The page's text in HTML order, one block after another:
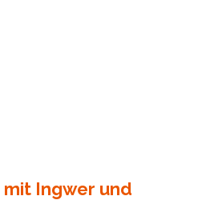
Ingwer und